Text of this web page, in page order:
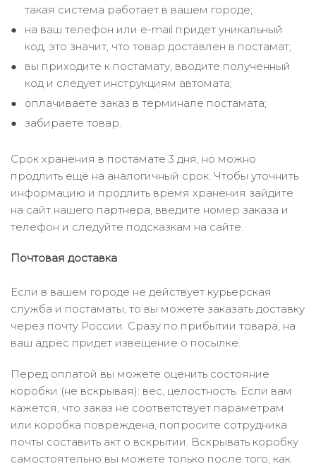
такая система работает в вашем городе;
на ваш телефон или e-mail придет уникальный
код, это значит, что товар доставлен в постамат;
вы приходите к постамату, вводите полученный
код и следует инструкциям автомата;
оплачиваете заказ в терминале постамата;
забираете товар.
Срок хранения в постамате 3 дня, но можно
продлить ещё на аналогичный срок. Чтобы уточнить
информацию и продлить время хранения зайдите
на сайт нашего партнера, введите номер заказа и
телефон и следуйте подсказкам на сайте.
Почтовая доставка
Если в вашем городе не действует курьерская
служба и постаматы, то вы можете заказать доставку
через почту России. Сразу по прибытии товара, на
ваш адрес придет извещение о посылке.
Перед оплатой вы можете оценить состояние
коробки (не вскрывая): вес, целостность. Если вам
кажется, что заказ не соответствует параметрам
или коробка повреждена, попросите сотрудника
почты составить акт о вскрытии. Вскрывать коробку
самостоятельно вы можете только после того, как